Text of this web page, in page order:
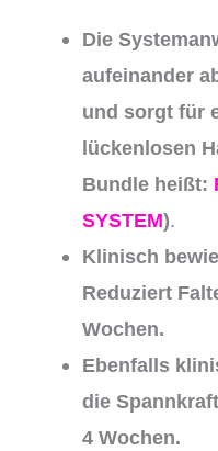
Die
aufeinander
und sorgt für
lückenlosen
Bundle heißt:
SYSTEM).
Klinisch
Reduziert
Wochen.
Ebenfalls
die
4 Wochen.